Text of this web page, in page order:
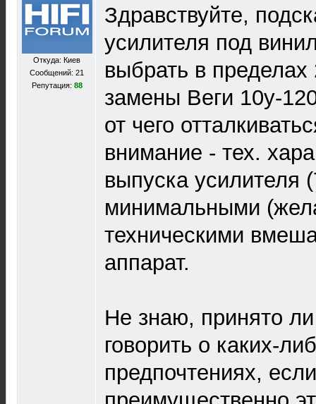
Откуда: Киев
Сообщений: 21
Репутация: 88
Здравствуйте,
усилителя под
выбрать в пределах
замены Веги 10у-
от чего
внимание - тех.
выпуска усилителя
минимальными
техническими
аппарат.
Не знаю, принято
говорить о каких-
предпочтениях,